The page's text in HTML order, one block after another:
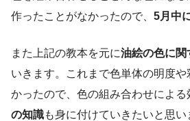
作ったことがなかったので、 5月中
また上記の教本を元に油絵の色に関
いきます。これまで色単体の明度
かったので、色の組み合わせによる
の知識も身に付けていきたいと思い